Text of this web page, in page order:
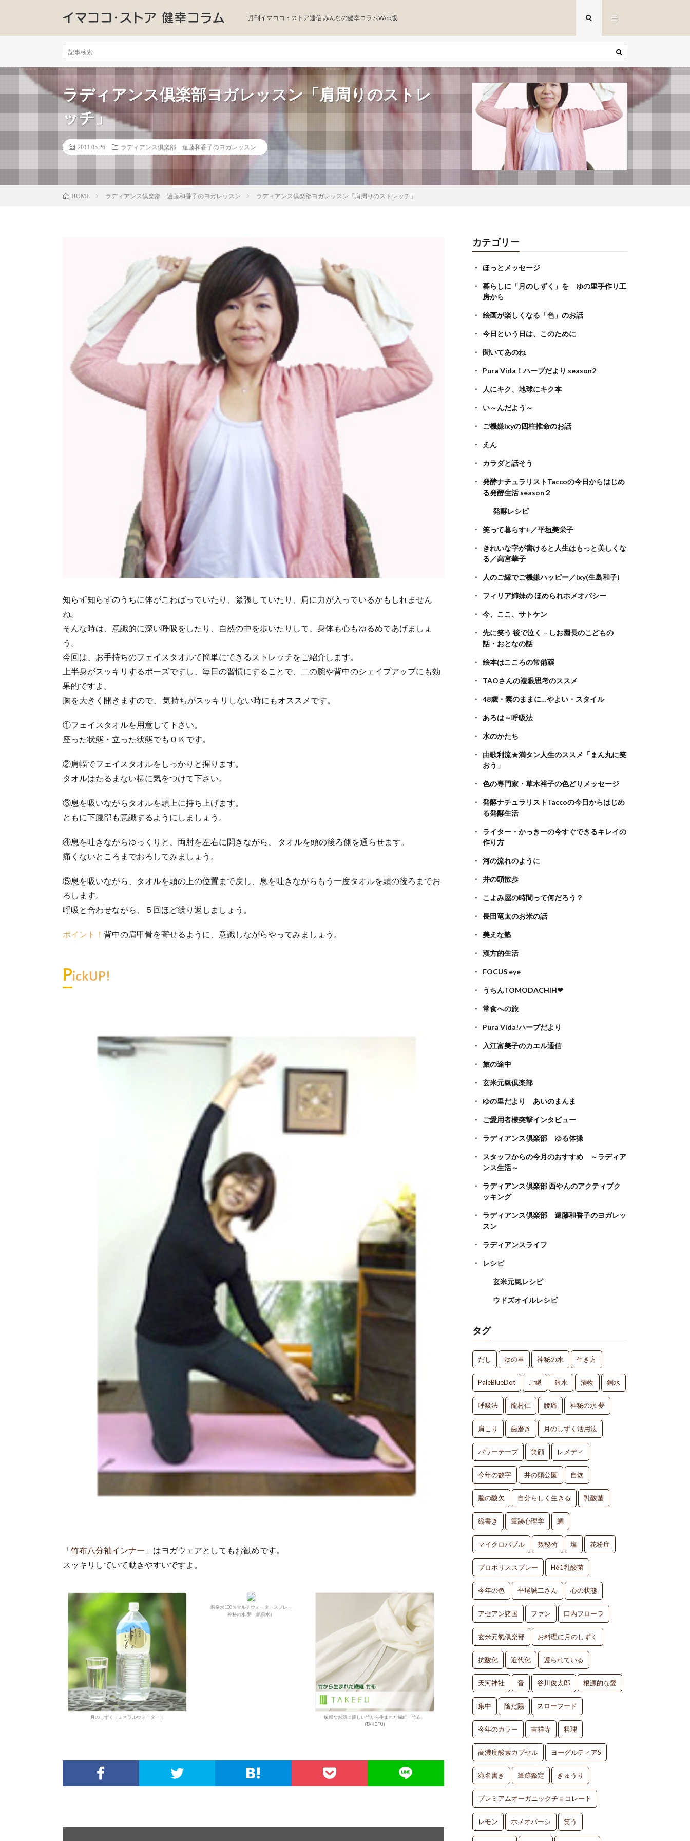
月刊イマココ・ストア通信 みんなの健幸コラムWeb版
ラディアンス倶楽部ヨガレッスン「肩周りのストレ
ッチ」
2011.05.26 ラディアンス倶楽部 遠藤和香子のヨガレッスン
HOME ラディアンス倶楽部 遠藤和香子のヨガレッスン ラディアンス倶楽部ヨガレッスン「肩周りのストレッチ」
知らず知らずのうちに体がこわばっていたり、緊張していたり、肩に力が入っているかもしれません
ね。
そんな時は、意識的に深い呼吸をしたり、自然の中を歩いたりして、身体も心もゆるめてあげましょ
う。
今回は、お手持ちのフェイスタオルで簡単にできるストレッチをご紹介します。
上半身がスッキリするポーズですし、毎日の習慣にすることで、二の腕や背中のシェイプアップにも効
果的ですよ。
胸を大きく開きますので、 気持ちがスッキリしない時にもオススメです。
①フェイスタオルを用意して下さい。
座った状態・立った状態でもＯＫです。
②肩幅でフェイスタオルをしっかりと握ります。
タオルはたるまない様に気をつけて下さい。
③息を吸いながらタオルを頭上に持ち上げます。
ともに下腹部も意識するようにしましょう。
④息を吐きながらゆっくりと、両肘を左右に開きながら、 タオルを頭の後ろ側を通らせます。
痛くないところまでおろしてみましょう。
⑤息を吸いながら、タオルを頭の上の位置まで戻し、息を吐きながらもう一度タオルを頭の後ろまでお
ろします。
呼吸と合わせながら、５回ほど繰り返しましょう。
ポイント！ 背中の肩甲骨を寄せるように、意識しながらやってみましょう。
PickUP!
「竹布八分袖インナー 」はヨガウェアとしてもお勧めです。
スッキリしていて動きやすいですよ。
月のしずく（ミネラルウォーター）
温泉水100％マルチウォータースプレー
神秘の水 夢（鉱泉水）
敏感なお肌に優しい竹から生まれた繊維「竹布」
(TAKEFU)
カテゴリー
ほっとメッセージ
暮らしに「月のしずく」を ゆの里手作り工
房から
絵画が楽しくなる「色」のお話
今日という日は、このために
聞いてあのね
Pura Vida！ハーブだより season2
人にキク、地球にキク本
い～んだよう～
ご機嫌ixyの四柱推命のお話
えん
カラダと話そう
発酵ナチュラリストTaccoの今日からはじめ
る発酵生活 season２
発酵レシピ
笑って暮らす+／平垣美栄子
きれいな字が書けると人生はもっと美しくな
る／高宮華子
人のご縁でご機嫌ハッピー／ixy(生島和子)
フィリア姉妹の ほめられホメオパシー
今、ここ、サトケン
先に笑う 後で泣く – しお園長のこどもの
話・おとなの話
絵本はこころの常備薬
TAOさんの複眼思考のススメ
48歳・素のままに…やよい・スタイル
あろは～呼吸法
水のかたち
由歌利流★満タン人生のススメ「まん丸に笑
おう」
色の専門家・草木裕子の色どりメッセージ
発酵ナチュラリストTaccoの今日からはじめ
る発酵生活
ライター・かっきーの今すぐできるキレイの
作り方
河の流れのように
井の頭散歩
こよみ屋の時間って何だろう？
長田竜太のお米の話
美えな塾
漢方的生活
FOCUS eye
うちんTOMODACHIH❤
常食への旅
Pura Vida!ハーブだより
入江富美子のカエル通信
旅の途中
玄米元氣倶楽部
ゆの里だより あいのまんま
ご愛用者様突撃インタビュー
ラディアンス倶楽部 ゆる体操
スタッフからの今月のおすすめ ～ラディア
ンス生活～
ラディアンス倶楽部 西やんのアクティブク
ッキング
ラディアンス倶楽部 遠藤和香子のヨガレッ
スン
ラディアンスライフ
レシピ
玄米元氣レシピ
ウドズオイルレシピ
タグ
だし ゆの里 神秘の水 生き方
PaleBlueDot ご縁 銀水 漬物 銅水
呼吸法 龍村仁 腰痛 神秘の水 夢
肩こり 歯磨き 月のしずく活用法
パワーテープ 笑顔 レメディ
今年の数字 井の頭公園 自炊
脳の酸欠 自分らしく生きる 乳酸菌
縦書き 筆跡心理学 鯛
マイクロバブル 数秘術 塩 花粉症
プロポリススプレー H61乳酸菌
今年の色 平尾誠二さん 心の状態
アセアン諸国 ファン 口内フローラ
玄米元氣倶楽部 お料理に月のしずく
抗酸化 近代化 護られている
天河神社 音 谷川俊太郎 根源的な愛
集中 陰だ陽 スローフード
今年のカラー 吉祥寺 料理
高濃度酸素カプセル ヨーグルティアS
宛名書き 筆跡鑑定 きゅうり
プレミアムオーガニックチョコレート
レモン ホメオパーシ 笑う